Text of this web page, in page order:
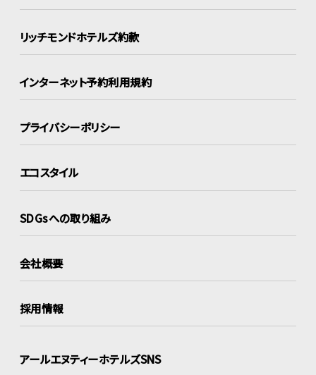
リッチモンドホテルズ約款
インターネット予約利用規約
プライバシーポリシー
エコスタイル
SDGsへの取り組み
会社概要
採用情報
アールエヌティーホテルズSNS